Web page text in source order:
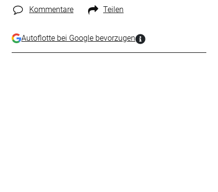
Kommentare Teilen
Autoflotte bei Google bevorzugen